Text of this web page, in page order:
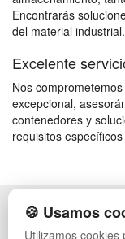
Encontrarás
del material industrial.
Excelente
Nos
excepcional,
contenedores y
requisitos
POLÍTICA DE
CONDICIONES DE USO
🍪 Usamos
Utilizamos